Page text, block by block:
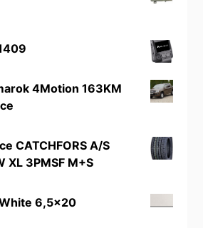
4Motion 163KM
CATCHFORS A/S
XL 3PMSF M+S
6,5x20